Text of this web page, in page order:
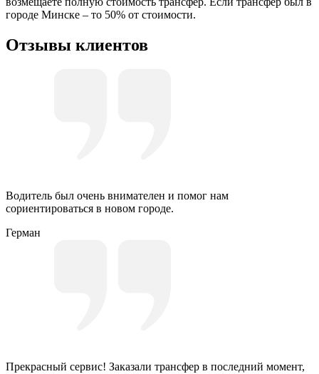
городе Минске – то 50% от стоимости.
Отзывы клиентов
Водитель был очень внимателен и помог нам
сориентироваться в новом городе.
Герман
Прекрасный сервис! Заказали трансфер в последний момент,